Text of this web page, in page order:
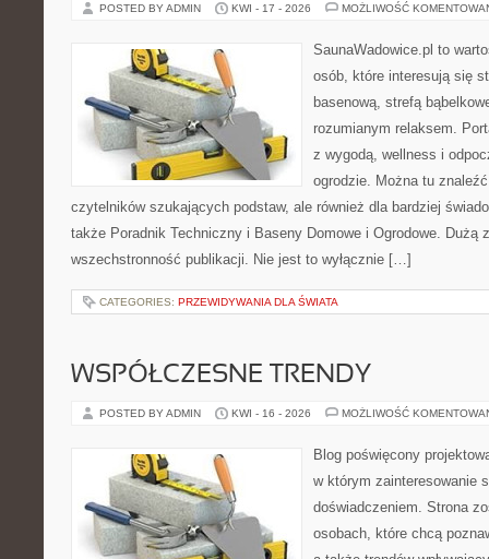
POSTED BY ADMIN KWI - 17 - 2026 MOŻLIWOŚĆ
SaunaWadowice.pl to
osób, które interesują się
basenową, strefą
rozumianym relaksem.
z wygodą, wellness i
ogrodzie. Można tu
czytelników szukających podstaw, ale również dla bardziej
także Poradnik Techniczny i Baseny Domowe i Ogrodowe. Dużą
wszechstronność publikacji. Nie jest to wyłącznie […]
CATEGORIES: PRZEWIDYWANIA DLA ŚWIATA
WSPÓŁCZESNE TRENDY
POSTED BY ADMIN KWI - 16 - 2026 MOŻLIWOŚĆ
Blog poświęcony
w którym zainteresowanie
doświadczeniem. Strona
osobach, które chcą